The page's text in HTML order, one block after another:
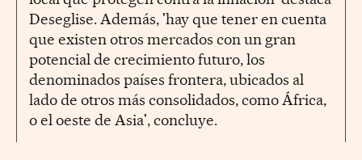
Deseglise. Además, 'hay que tener en cuenta
que existen otros mercados con un gran
potencial de crecimiento futuro, los
denominados países frontera, ubicados al
lado de otros más consolidados, como África,
o el oeste de Asia', concluye.